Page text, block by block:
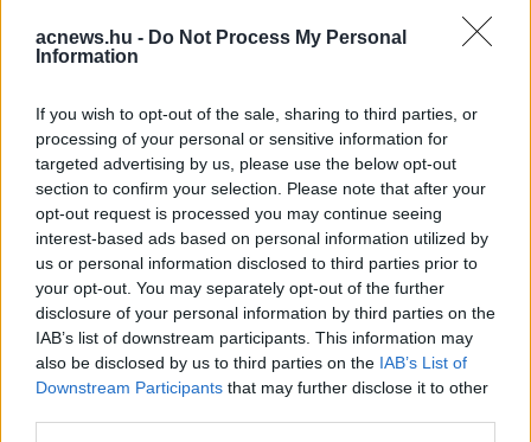
acnews.hu - Do Not Process My Personal
Information
If you wish to opt-out of the sale, sharing to third parties, or
processing of your personal or sensitive information for
targeted advertising by us, please use the below opt-out
section to confirm your selection. Please note that after your
opt-out request is processed you may continue seeing
interest-based ads based on personal information utilized by
us or personal information disclosed to third parties prior to
your opt-out. You may separately opt-out of the further
disclosure of your personal information by third parties on the
IAB’s list of downstream participants. This information may
also be disclosed by us to third parties on the IAB’s List of
Downstream Participants that may further disclose it to other
intelligencia feltámasztásával
a mélyen gyászoló emberek valóban
megalapozott döntést tudnak-e
hozni az alkalmazásáról, és
figyelmeztetnek annak káros
pszichológiai hatásaira.
„A gyász valójában nagyon fontos. A
fejlődés fontos része, hogy képesek
vagyunk elismerni egy másik ember